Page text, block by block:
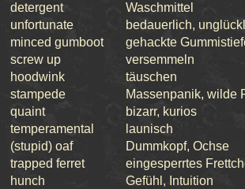
detergent
Waschmittel
unfortunate
bedauerlich,
minced gumboot
gehackte
screw up
versemmeln
hoodwink
täuschen
stampede
Massenpanik, wilde
quaint
bizarr, kurios
temperamental
launisch
(stupid) oaf
Dummkopf, Ochse
trapped ferret
eingesperrtes
hunch
Gefühl, Intuition